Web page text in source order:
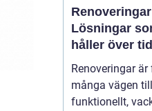
Lösningar
håller över tid
Renoveringar är
många vägen
funktionellt,